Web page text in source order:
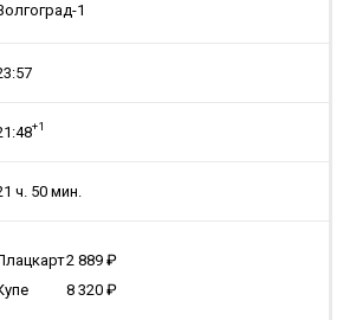
1
+1
ч. 50 мин.
2 889
8 320